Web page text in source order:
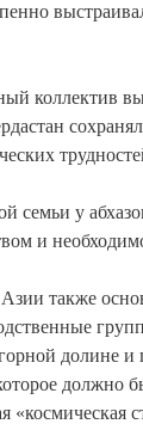
коллектив
семьи у
и
также
долине
должно
«космическая